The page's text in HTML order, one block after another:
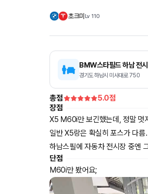
초크미 Lv 110
BMW스타필드 하남 전
경기도 하남시 미사대로 750
총점 5.0점
장점
X5 M60i만 보긴했는데, 정말 멋
일반 X5랑은 확실히 포스가 다름.
하남스필에 자동차 전시장 중엔
단점
M60i만 봤어요;